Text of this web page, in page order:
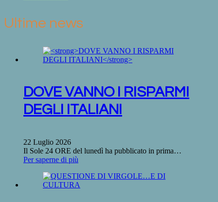
Ultime news
DOVE VANNO I RISPARMI
DEGLI ITALIANI
22 Luglio 2026
Il Sole 24 ORE del lunedì ha pubblicato in prima…
Per saperne di più